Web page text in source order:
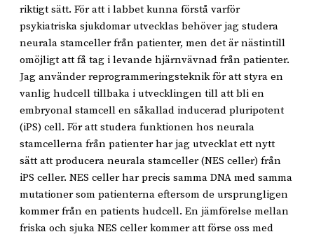
riktigt sätt. För att i labbet kunna förstå varför
psykiatriska sjukdomar utvecklas behöver jag studera
neurala stamceller från patienter, men det är nästintill
omöjligt att få tag i levande hjärnvävnad från patienter.
Jag använder reprogrammeringsteknik för att styra en
vanlig hudcell tillbaka i utvecklingen till att bli en
embryonal stamcell en såkallad inducerad pluripotent
(iPS) cell. För att studera funktionen hos neurala
stamcellerna från patienter har jag utvecklat ett nytt
sätt att producera neurala stamceller (NES celler) från
iPS celler. NES celler har precis samma DNA med samma
mutationer som patienterna eftersom de ursprungligen
kommer från en patients hudcell. En jämförelse mellan
friska och sjuka NES celler kommer att förse oss med